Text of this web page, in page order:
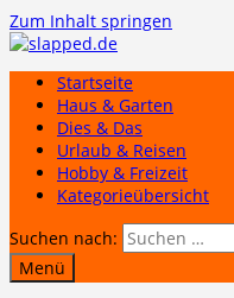
Zum Inhalt springen
Startseite
Haus & Garten
Dies & Das
Urlaub & Reisen
Hobby & Freizeit
Kategorieübersicht
Suchen nach:
Menü